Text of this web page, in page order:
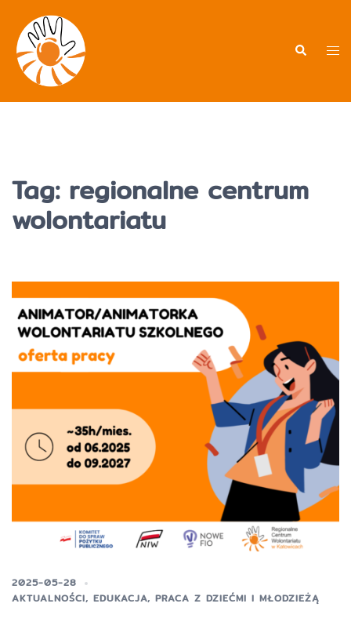
treści
Tag: regionalne centrum
wolontariatu
2025-05-28
AKTUALNOŚCI, EDUKACJA, PRACA Z DZIEĆMI I MŁODZIEŻĄ